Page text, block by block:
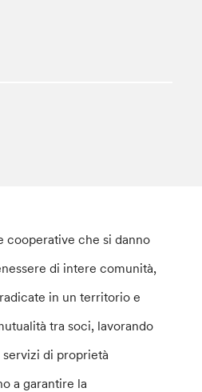
cooperative che si danno
di intere comunità,
in un territorio e
tra soci, lavorando
di proprietà
a garantire la